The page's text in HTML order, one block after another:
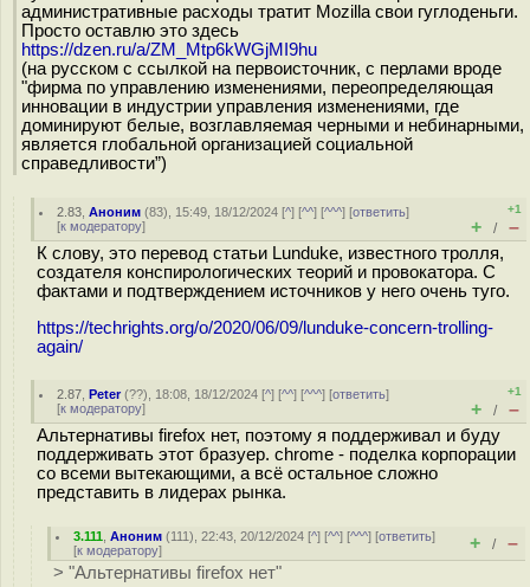
административные расходы тратит Mozilla свои гуглоденьги.
Просто оставлю это здесь
https://dzen.ru/a/ZM_Mtp6kWGjMI9hu
(на русском с ссылкой на первоисточник, с перлами вроде
"фирма по управлению изменениями, переопределяющая
инновации в индустрии управления изменениями, где
доминируют белые, возглавляемая черными и небинарными,
является глобальной организацией социальной
справедливости”)
2.83 ,Аноним (83), 15:49, 18/12/2024 [^] [^^] [^^^] [ответить]
[к модератору]
+1
+ / –
К слову, это перевод статьи Lunduke, известного тролля,
создателя конспирологических теорий и провокатора. С
фактами и подтверждением источников у него очень туго.
https://techrights.org/o/2020/06/09/lunduke-concern-trolling-
again/
2.87 ,Peter(??), 18:08, 18/12/2024 [^] [^^] [^^^] [ответить]
[к модератору]
+1
+ / –
Альтернативы firefox нет, поэтому я поддерживал и буду
поддерживать этот бразуер. chrome - поделка корпорации
со всеми вытекающими, а всё остальное сложно
представить в лидерах рынка.
3.111 ,Аноним (111), 22:43, 20/12/2024 [^] [^^] [^^^] [ответить]
[к модератору] + / –
> "Альтернативы firefox нет"